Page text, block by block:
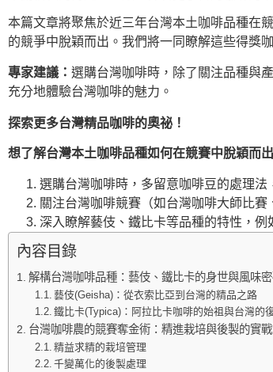
本篇文章將聚焦於近三年台灣本土咖啡品種在
的競爭中脫穎而出。我們將一同瞭解這些得獎
專家建議： 選購台灣咖啡時，除了關注品種與
充分地體驗台灣咖啡的魅力。
探索更多台灣精品咖啡的奧祕！
想了解台灣本土咖啡品種如何在競賽中脫穎而
選購台灣咖啡時，多留意咖啡豆的處理
關注台灣咖啡競賽（如台灣咖啡大師比
深入瞭解藝伎、鐵比卡等品種的特性，
內容目錄
解構台灣咖啡品種：藝伎、鐵比卡的身世與風味
藝伎(Geisha)：從衣索比亞到台灣的精品之路
鐵比卡(Typica)：阿拉比卡咖啡的始祖與台灣的
台灣咖啡農的競賽奪金術：精進栽培與後製的實
精益求精的栽培管理
千變萬化的後製處理